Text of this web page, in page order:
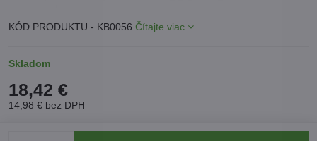
KÓD PRODUKTU - KB0056 Čítajte viac
Skladom
18,42 €
14,98 € bez DPH